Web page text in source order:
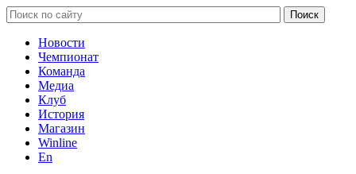
Новости
Чемпионат
Команда
Медиа
Клуб
История
Магазин
Winline
En